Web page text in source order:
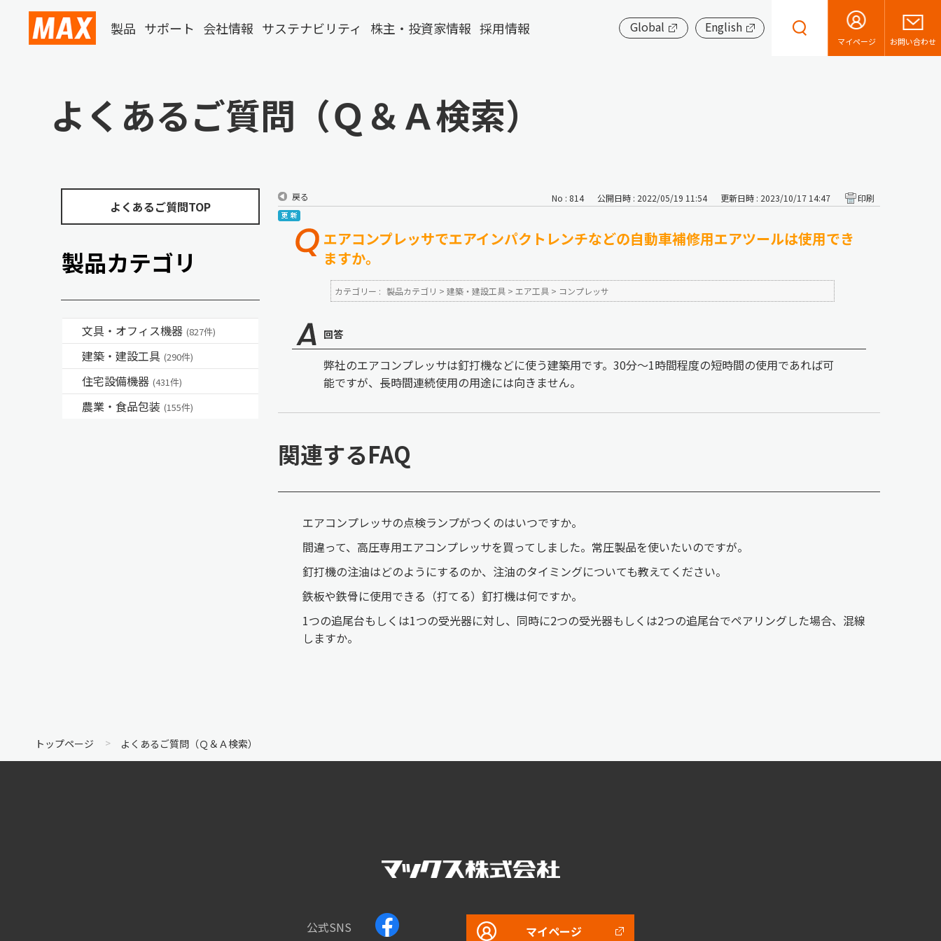
製品 サポート 会社情報 サステナビリティ 株主・投資家情報 採用情報 Global English
マイページ お問い合わせ
よくあるご質問（Ｑ＆Ａ検索）
よくあるご質問TOP
製品カテゴリ
文具・オフィス機器 (827件)
建築・建設工具 (290件)
住宅設備機器 (431件)
農業・食品包装 (155件)
戻る No : 814 公開日時 : 2022/05/19 11:54 更新日時 : 2023/10/17 14:47 印刷
エアコンプレッサでエアインパクトレンチなどの自動車補修用エアツールは使用でき
ますか。
カテゴリー : 製品カテゴリ > 建築・建設工具 > エア工具 > コンプレッサ
回答
弊社のエアコンプレッサは釘打機などに使う建築用です。30分～1時間程度の短時間の使用であれば可
能ですが、長時間連続使用の用途には向きません。
関連するFAQ
エアコンプレッサの点検ランプがつくのはいつですか。
間違って、高圧専用エアコンプレッサを買ってしました。常圧製品を使いたいのですが。
釘打機の注油はどのようにするのか、注油のタイミングについても教えてください。
鉄板や鉄骨に使用できる（打てる）釘打機は何ですか。
1つの追尾台もしくは1つの受光器に対し、同時に2つの受光器もしくは2つの追尾台でペアリングした場合、混線
しますか。
トップページ よくあるご質問（Ｑ＆Ａ検索）
公式SNS マイページ